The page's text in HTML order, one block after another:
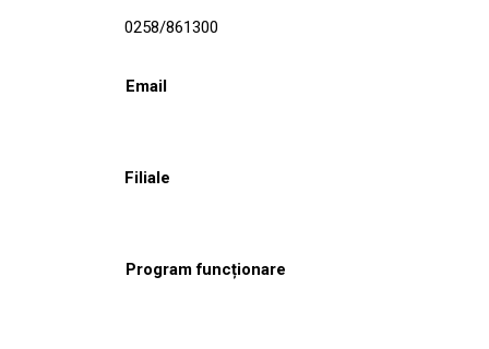
0258/861300
Email
Filiale
Program funcționare